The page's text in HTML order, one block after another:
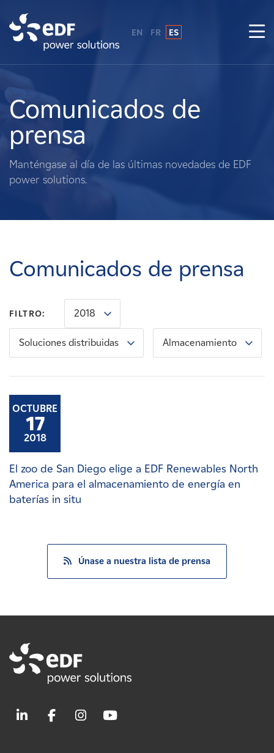
Sobre nosotros
Qué hacemos
Terratenientes
Carreras
Noticias
Contacte con
EN FR ES
Comunicados de
prensa
Manténgase al día de las últimas novedades de EDF
power solutions.
Comunicados de prensa
FILTRO: 2018
Soluciones distribuidas Almacenamiento
OCTUBRE
17
2018
El zoo de San Diego elige a EDF Renewables North
America para el almacenamiento de energía en
baterías in situ
Únase a nuestra lista de prensa